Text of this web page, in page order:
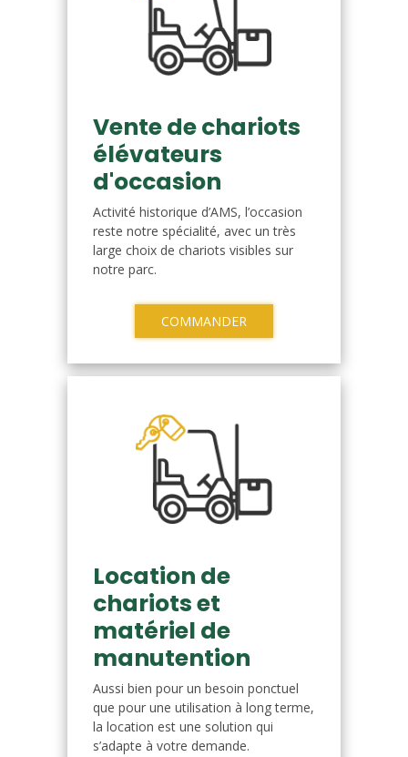
Vente de chariots
élévateurs
d'occasion
Activité historique d’AMS, l’occasion
reste notre spécialité, avec un très
large choix de chariots visibles sur
notre parc.
COMMANDER
Location de
chariots et
matériel de
manutention
Aussi bien pour un besoin ponctuel
que pour une utilisation à long terme,
la location est une solution qui
s’adapte à votre demande.